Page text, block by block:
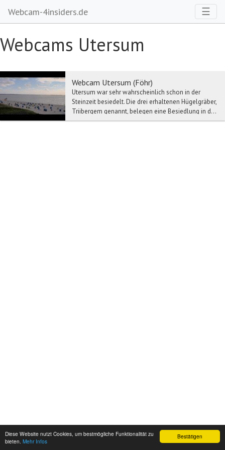
Bestätigen
Diese Website nutzt Cookies, um bestmögliche Funktionalität zu
bieten. Mehr Infos
Webcam-4insiders.de ☰
Webcams Utersum
Webcam Utersum (Föhr)
Utersum war sehr wahrscheinlich schon in der
Steinzeit besiedelt. Die drei erhaltenen Hügelgräber,
Triibergem genannt, belegen eine Besiedlung in d...